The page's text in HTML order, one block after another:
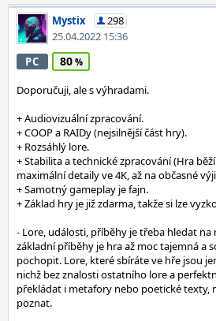
Mystix
298
25.04.2022 15:36
PC 80
Doporučuji, ale s výhradami.
+ Audiovizuální zpracování.
+ COOP a RAIDy (nejsilnější část hry).
+ Rozsáhlý lore.
+ Stabilita a technické zpracování (Hra
maximální detaily ve 4K, až na občasné
+ Samotný gameplay je fajn.
+ Základ hry je již zdarma, takže si lze
- Lore, události, příběhy je třeba hledat
základní příběhy je hra až moc tajemná a
pochopit. Lore, které sbíráte ve hře jsou
nichž bez znalosti ostatního lore a
překládat i metafory nebo poetické texty,
poznat.